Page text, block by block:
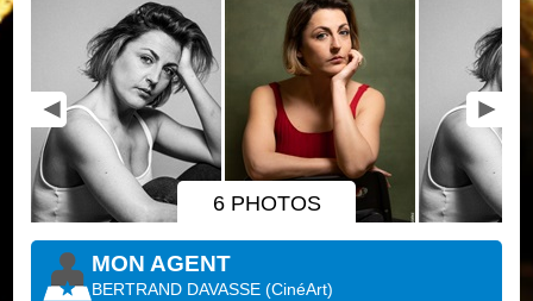
6 PHOTOS
MON AGENT
BERTRAND DAVASSE (CinéArt)